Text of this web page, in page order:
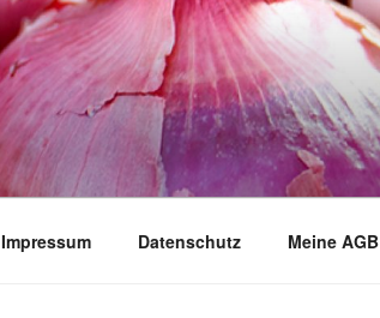
Impressum Datenschutz Meine AGB